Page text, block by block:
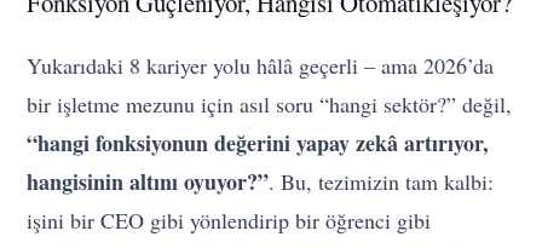
Yukarıdaki 8 kariyer yolu hâlâ geçerli – ama 2026’da
bir işletme mezunu için asıl soru “hangi sektör?” değil,
“hangi fonksiyonun değerini yapay zekâ artırıyor,
hangisinin altını oyuyor?”. Bu, tezimizin tam kalbi:
işini bir CEO gibi yönlendirip bir öğrenci gibi